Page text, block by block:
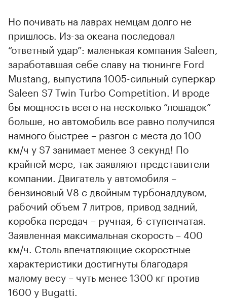
Но почивать на лаврах немцам долго не
пришлось. Из-за океана последовал
“ответный удар”: маленькая компания Saleen,
заработавшая себе славу на тюнинге Ford
Mustang, выпустила 1005-сильный суперкар
Saleen S7 Twin Turbo Competition. И вроде
бы мощность всего на несколько “лошадок”
больше, но автомобиль все равно получился
намного быстрее – разгон с места до 100
км/ч у S7 занимает менее 3 секунд! По
крайней мере, так заявляют представители
компании. Двигатель у автомобиля –
бензиновый V8 с двойным турбонаддувом,
рабочий объем 7 литров, привод задний,
коробка передач – ручная, 6-ступенчатая.
Заявленная максимальная скорость – 400
км/ч. Столь впечатляющие скоростные
характеристики достигнуты благодаря
малому весу – чуть менее 1300 кг против
1600 у Bugatti.